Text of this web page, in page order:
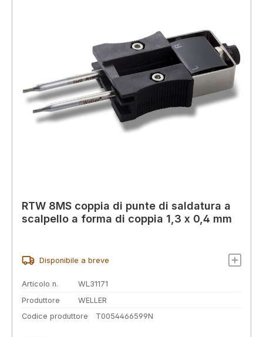
RTW 8MS coppia di punte di saldatura a
scalpello a forma di coppia 1,3 x 0,4 mm
Disponibile a breve
Articolo n.
WL31171
Produttore
WELLER
Codice produttore
T0054466599N